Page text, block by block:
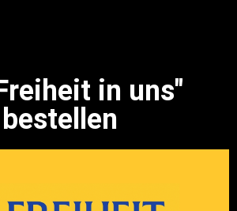
in uns"
bestellen